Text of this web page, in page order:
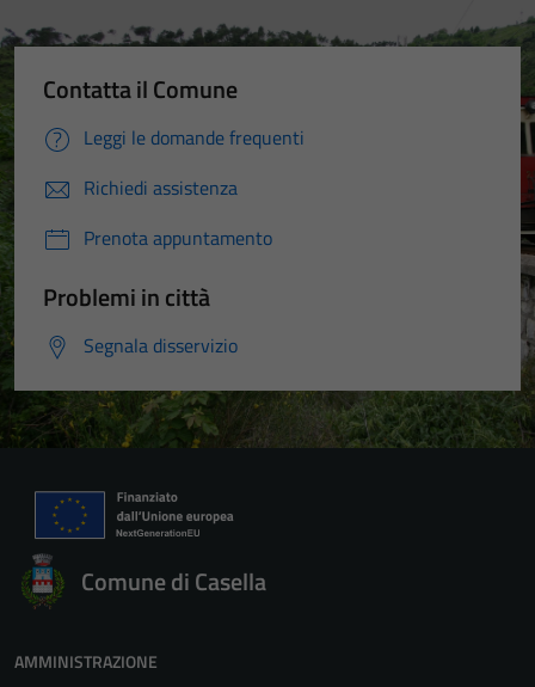
Contatta il Comune
Leggi le domande frequenti
Richiedi assistenza
Prenota appuntamento
Problemi in città
Segnala disservizio
Comune di Casella
AMMINISTRAZIONE